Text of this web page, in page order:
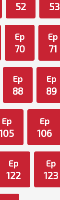
52 53
Ep
70
Ep
71
Ep
88
Ep
89
Ep Ep
106
Ep
122
Ep
123